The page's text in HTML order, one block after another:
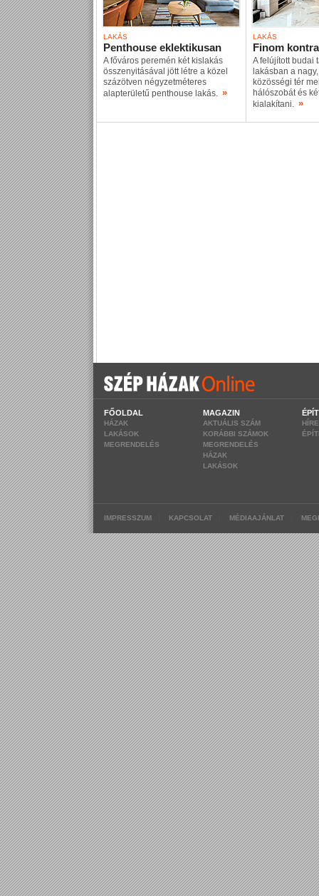
LAKÁS
Penthouse eklektikusan
A főváros peremén két kislakás
összenyitásával jött létre a közel
százötven négyzetméteres
alapterületű penthouse lakás. »
LAKÁS
Finom
A felújított budai
lakásban a
közösségi tér
hálószobát és
kialakítani. »
FŐOLDAL
HÁZAK
LAKÁSOK
MEGRENDELÉS
MAGAZIN
AKTUÁLIS SZÁM
KORÁBBI SZÁMOK
MEGRENDELÉS
HÁZAK
LAKÁSOK
IMPRESSZUM KAPCSOLAT MÉDIAAJÁNLAT